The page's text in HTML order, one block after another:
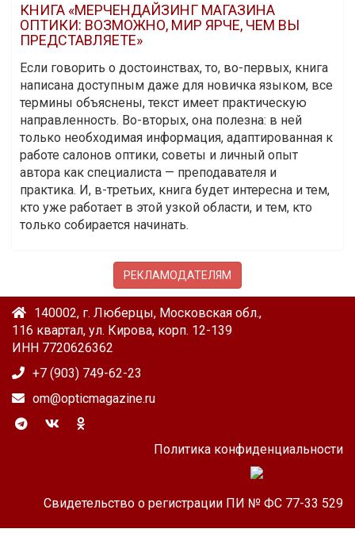
КНИГА «МЕРЧЕНДАЙЗИНГ МАГАЗИНА
ОПТИКИ: ВОЗМОЖНО, МИР ЯРЧЕ, ЧЕМ ВЫ
ПРЕДСТАВЛЯЕТЕ»
Если говорить о достоинствах, то, во-первых, книга
написана доступным даже для новичка языком, все
термины объяснены, текст имеет практическую
направленность. Во-вторых, она полезна: в ней
только необходимая информация, адаптированная к
работе салонов оптики, советы и личный опыт
автора как специалиста — преподавателя и
практика. И, в-третьих, книга будет интересна и тем,
кто уже работает в этой узкой области, и тем, кто
только собирается начинать.
РЕКЛАМОДАТЕЛЯМ
140002, г. Люберцы, Московская обл.,
116 квартал, ул. Кирова, корп. 12-139
ИНН 7720626362
+7 (903) 749-62-23
om@opticmagazine.ru
Политика конфиденциальности
Свидетельство о регистрации ПИ № ФС 77-33 529